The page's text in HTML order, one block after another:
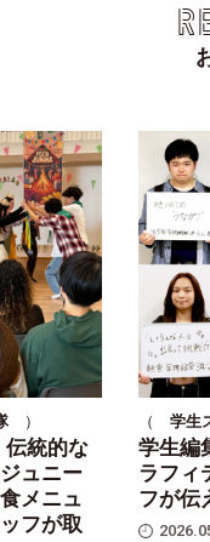
伝統的な
ュニー
メニュ
フが取
）
学生編
ラフィ
フが伝
（ 学生